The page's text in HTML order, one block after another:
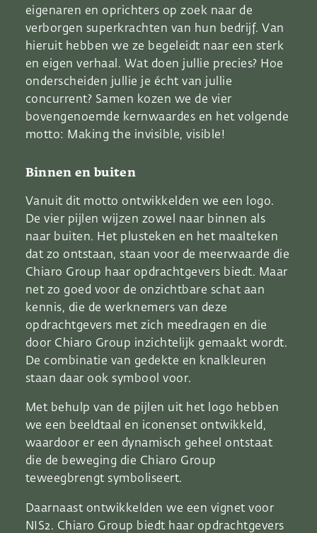
eigenaren en oprichters op zoek naar de
verborgen superkrachten van hun bedrijf. Van
hieruit hebben we ze begeleidt naar een sterk
en eigen verhaal. Wat doen jullie precies? Hoe
onderscheiden jullie je écht van jullie
concurrent? Samen kozen we de vier
bovengenoemde kernwaardes en het volgende
motto: Making the invisible, visible!
Binnen en buiten
Vanuit dit motto ontwikkelden we een logo.
De vier pijlen wijzen zowel naar binnen als
naar buiten. Het plusteken en het maalteken
dat zo ontstaan, staan voor de meerwaarde die
Chiaro Group haar opdrachtgevers biedt. Maar
net zo goed voor de onzichtbare schat aan
kennis, die de werknemers van deze
opdrachtgevers met zich meedragen en die
door Chiaro Group inzichtelijk gemaakt wordt.
De combinatie van gedekte en knalkleuren
staan daar ook symbool voor.
Met behulp van de pijlen uit het logo hebben
we een beeldtaal en iconenset ontwikkeld,
waardoor er een dynamisch geheel ontstaat
die de beweging die Chiaro Group
teweegbrengt symboliseert.
Daarnaast ontwikkelden we een vignet voor
NIS2. Chiaro Group biedt haar opdrachtgevers